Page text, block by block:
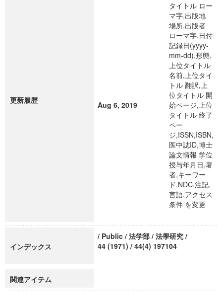
更新履歴 Aug 6, 2019
タイトル ロー
マ字,出版地
場所,出版者
ローマ字,日付
記録日(yyyy-
mm-dd),形態,
上位タイトル
名前,上位タイ
トル 翻訳,上
位タイトル 開
始ページ,上位
タイトル 終了
ペー
ジ,ISSN,ISBN,
医中誌ID,博士
論文情報 学位
授与年月日,著
者,キーワー
ド,NDC,注記,
言語,アクセス
条件 を変更
インデックス
/ Public / 法学部 / 法學研究 /
44 (1971) / 44(4) 197104
関連アイテム